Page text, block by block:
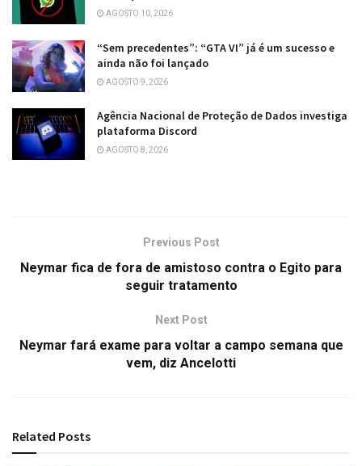
AGOSTO 10, 2026
“Sem precedentes”: “GTA VI” já é um sucesso e
ainda não foi lançado
AGOSTO 9, 2026
Agência Nacional de Proteção de Dados investiga
plataforma Discord
AGOSTO 8, 2026
Previous Post
Neymar fica de fora de amistoso contra o Egito para
seguir tratamento
Next Post
Neymar fará exame para voltar a campo semana que
vem, diz Ancelotti
Related Posts